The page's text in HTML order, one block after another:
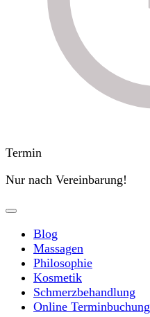
Termin
Nur nach Vereinbarung!
Blog
Massagen
Philosophie
Kosmetik
Schmerzbehandlung
Online Terminbuchung